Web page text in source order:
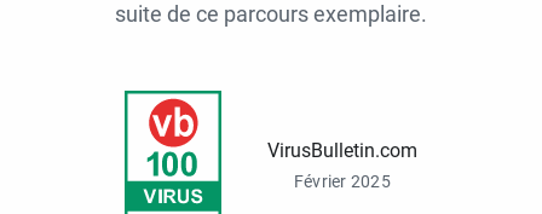
suite de ce parcours exemplaire.
VirusBulletin.com
Février 2025